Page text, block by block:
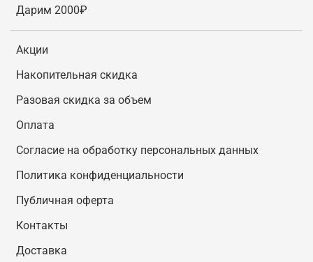
Дарим 2000₽
Акции
Накопительная скидка
Разовая скидка за объем
Оплата
Согласие на обработку персональных данных
Политика конфиденциальности
Публичная оферта
Контакты
Доставка